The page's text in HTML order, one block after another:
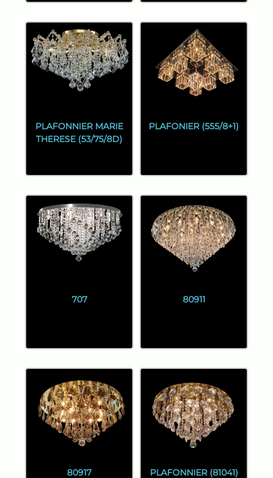
PLAFONNIER MARIE
THERESE (53/75/8D)
PLAFONIER (555/8+1)
707 80911
80917 PLAFONNIER (81041)